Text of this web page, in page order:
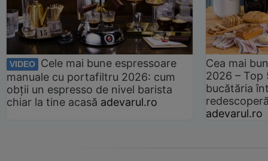
VIDEO
Cele mai bune espressoare
manuale cu portafiltru 2026: cum
obții un espresso de nivel barista
chiar la tine acasă adevarul.ro
Cea mai
2026 –
bucătăria
adevarul.ro